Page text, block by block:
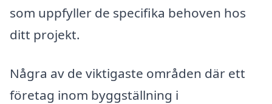
som uppfyller de specifika behoven hos
ditt projekt.
Några av de viktigaste områden där ett
företag inom byggställning i